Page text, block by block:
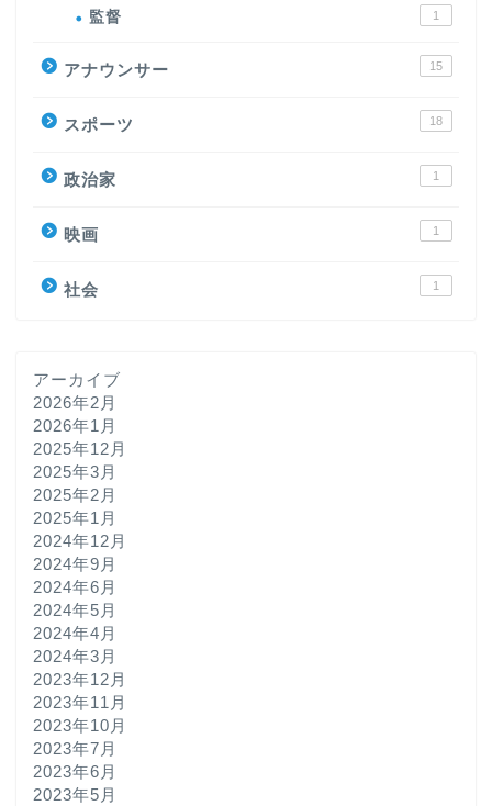
監督 1
アナウンサー 15
スポーツ 18
政治家 1
映画 1
社会 1
アーカイブ
2026年2月
2026年1月
2025年12月
2025年3月
2025年2月
2025年1月
2024年12月
2024年9月
2024年6月
2024年5月
2024年4月
2024年3月
2023年12月
2023年11月
2023年10月
2023年7月
2023年6月
2023年5月